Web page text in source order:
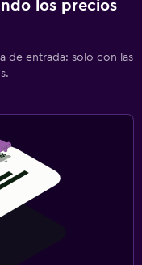
los precios
de entrada: solo con las